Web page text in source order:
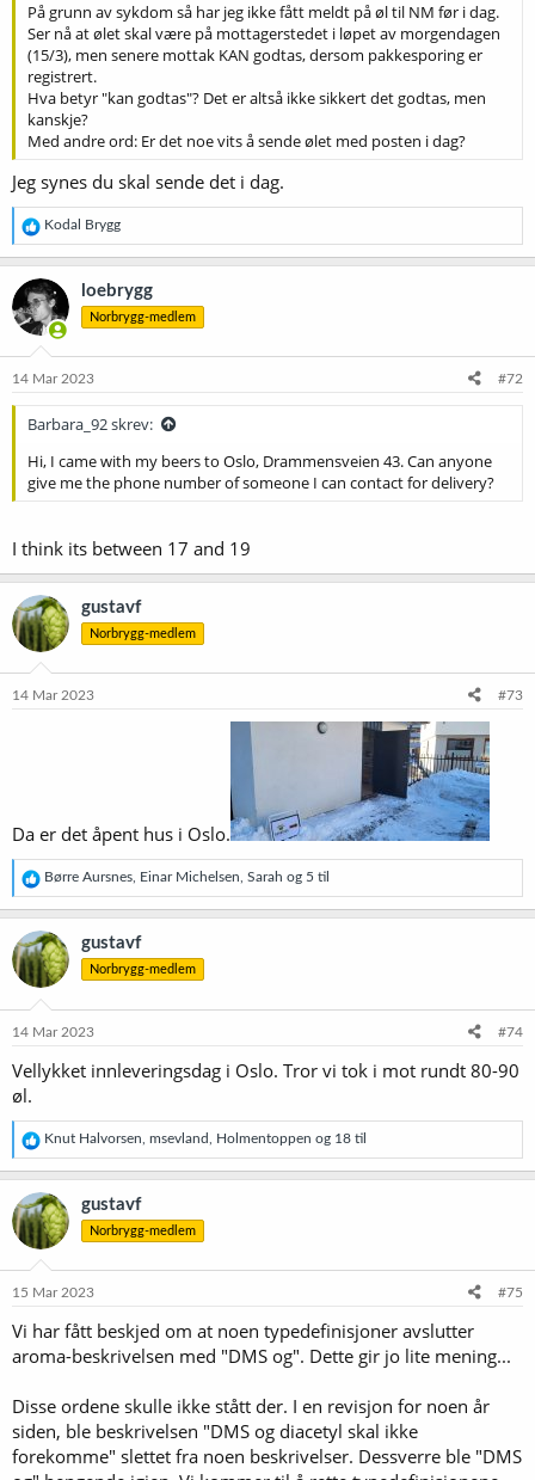
På grunn av sykdom så har jeg ikke fått meldt på øl til NM før i dag.
Ser nå at ølet skal være på mottagerstedet i løpet av morgendagen
(15/3), men senere mottak KAN godtas, dersom pakkesporing er
registrert.
Hva betyr "kan godtas"? Det er altså ikke sikkert det godtas, men
kanskje?
Med andre ord: Er det noe vits å sende ølet med posten i dag?
Jeg synes du skal sende det i dag.
R
e
a
k
s
j
o
e
Kodal Brygg
loebrygg
Norbrygg-medlem
14 Mar 2023 #72
Barbara_92 skrev:
Hi, I came with my beers to Oslo, Drammensveien 43. Can anyone
give me the phone number of someone I can contact for delivery?
I think its between 17 and 19
gustavf
Norbrygg-medlem
14 Mar 2023 #73
Da er det åpent hus i Oslo.
R
e
a
k
s
j
o
e
:
Børre Aursnes Einar Michelsen Sarah og 5 til
gustavf
Norbrygg-medlem
14 Mar 2023 #74
Vellykket innleveringsdag i Oslo. Tror vi tok i mot rundt 80-90
øl.
R
e
a
k
s
j
o
e
:
Knut Halvorsen msevland Holmentoppen og 18 til
gustavf
Norbrygg-medlem
15 Mar 2023 #75
Vi har fått beskjed om at noen typedefinisjoner avslutter
aroma-beskrivelsen med "DMS og". Dette gir jo lite mening...
Disse ordene skulle ikke stått der. I en revisjon for noen år
siden, ble beskrivelsen "DMS og diacetyl skal ikke
forekomme" slettet fra noen beskrivelser. Dessverre ble "DMS